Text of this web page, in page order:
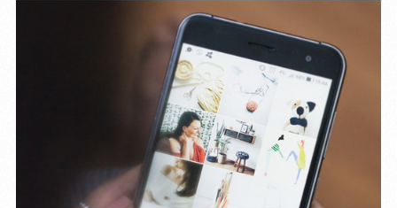
PRECISA ORGANIZAR SUAS
FOTOS NO COMPUTADOR E NÃO
SABE POR ONDE COMEÇAR? TE
AJUDO! ;)